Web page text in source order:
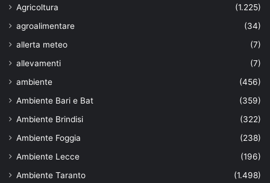
Agricoltura
(1.225)
agroalimentare
(34)
allerta meteo
(7)
allevamenti
(7)
ambiente
(456)
Ambiente Bari e Bat
(359)
Ambiente Brindisi
(322)
Ambiente Foggia
(238)
Ambiente Lecce
(196)
Ambiente Taranto
(1.498)